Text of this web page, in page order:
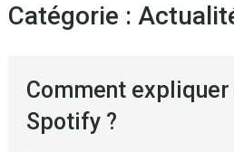
Catégorie :
Comment
Spotify ?